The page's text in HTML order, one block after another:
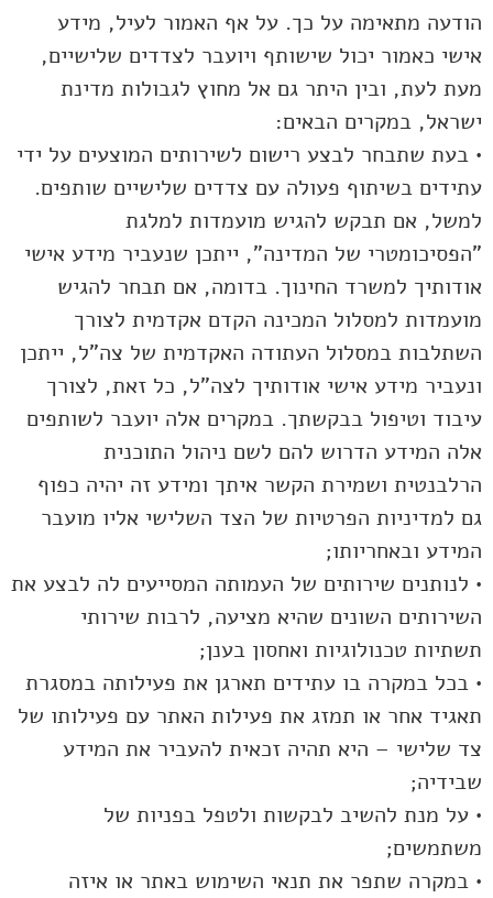
הודעה מתאימה על כך. על אף האמור לעיל, מידע
אישי כאמור יכול שישותף ויועבר לצדדים שלישיים,
מעת לעת, ובין היתר גם אל מחוץ לגבולות מדינת
ישראל, במקרים הבאים:
• בעת שתבחר לבצע רישום לשירותים המוצעים על ידי
עתידים בשיתוף פעולה עם צדדים שלישיים שותפים.
למשל, אם תבקש להגיש מועמדות למלגת
"הפסיכומטרי של המדינה", ייתכן שנעביר מידע אישי
אודותיך למשרד החינוך. בדומה, אם תבחר להגיש
מועמדות למסלול המכינה הקדם אקדמית לצורך
השתלבות במסלול העתודה האקדמית של צה"ל, ייתכן
ונעביר מידע אישי אודותיך לצה"ל, כל זאת, לצורך
עיבוד וטיפול בבקשתך. במקרים אלה יועבר לשותפים
אלה המידע הדרוש להם לשם ניהול התוכנית
הרלבנטית ושמירת הקשר איתך ומידע זה יהיה כפוף
גם למדיניות הפרטיות של הצד השלישי אליו מועבר
המידע ובאחריותו;
• לנותנים שירותים של העמותה המסייעים לה לבצע את
השירותים השונים שהיא מציעה, לרבות שירותי
תשתיות טכנולוגיות ואחסון בענן;
• בכל במקרה בו עתידים תארגן את פעילותה במסגרת
תאגיד אחר או תמזג את פעילות האתר עם פעילותו של
צד שלישי – היא תהיה זכאית להעביר את המידע
שבידיה;
• על מנת להשיב לבקשות ולטפל בפניות של
משתמשים;
• במקרה שתפר את תנאי השימוש באתר או איזה